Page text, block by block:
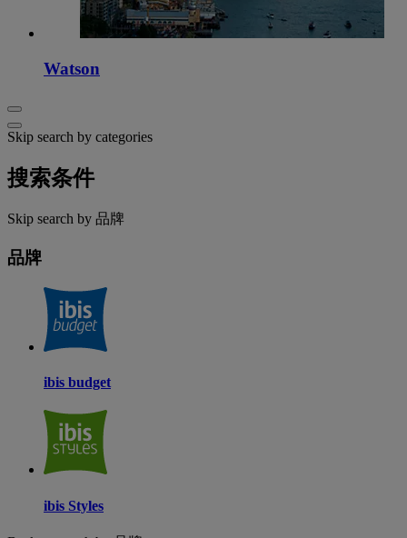
Watson
Skip search by categories
搜索条件
Skip search by 品牌
品牌
ibis budget
ibis Styles